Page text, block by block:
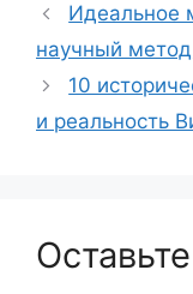
Идеальное
научный
10
и реальность